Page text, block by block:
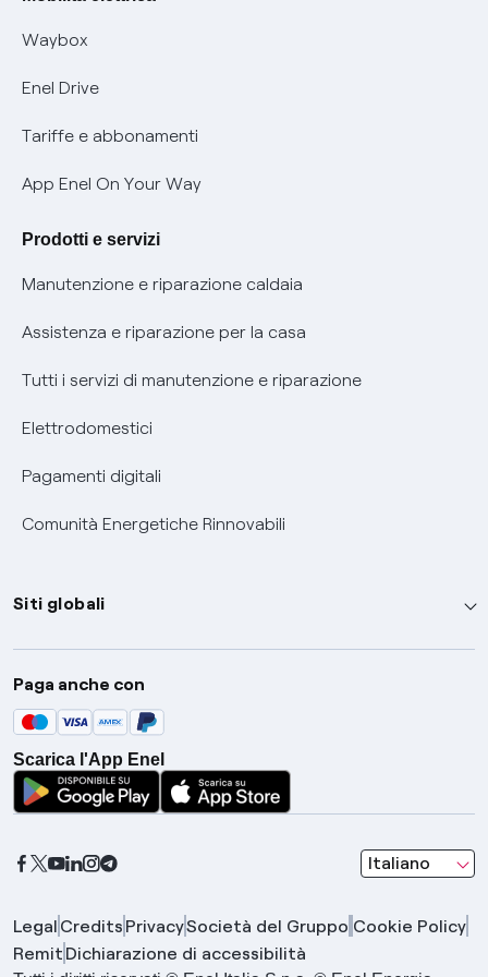
Informativa RAEE
Informativa Privacy AI
Offerta Tutela Vulnerabilità Gas
Mobilità Elettrica
Phishing e truffe online
Verifica chi ti ha chiamato
Agevolazione utenti con disabilità per offerte Fibra
Informativa RAEE
Waybox
Enel Drive
Tariffe e abbonamenti
App Enel On Your Way
Prodotti e servizi
Manutenzione e riparazione caldaia
Assistenza e riparazione per la casa
Tutti i servizi di manutenzione e riparazione
Elettrodomestici
Pagamenti digitali
Comunità Energetiche Rinnovabili
Siti globali
Enel Group
Enel Green Power
Global Trading
Global Procurement
Gridspertise
Paga anche con
Scarica l'App Enel
Italiano
seleziona una
Legal Credits PrivacySocietà del Gruppo Cookie Policy
Remit Dichiarazione di accessibilità